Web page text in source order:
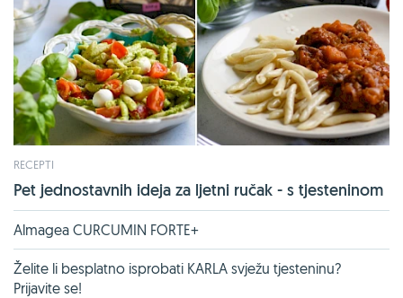
RECEPTI
Pet jednostavnih ideja za ljetni ručak - s tjesteninom
Almagea CURCUMIN FORTE+
Želite li besplatno isprobati KARLA svježu tjesteninu?
Prijavite se!